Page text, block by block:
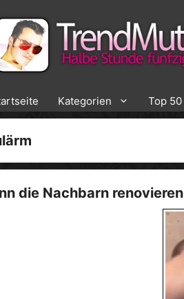
Kategorien Top 50
die Nachbarn renovieren